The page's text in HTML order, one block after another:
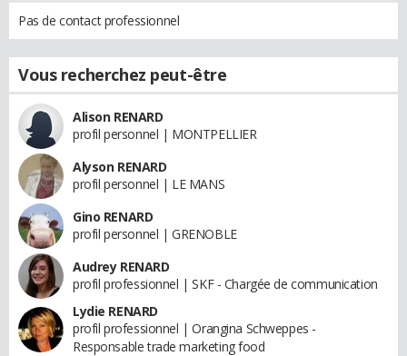
Pas de contact professionnel
Vous recherchez peut-être
Alison RENARD
profil personnel | MONTPELLIER
Alyson RENARD
profil personnel | LE MANS
Gino RENARD
profil personnel | GRENOBLE
Audrey RENARD
profil professionnel | SKF - Chargée de communication
Lydie RENARD
profil professionnel | Orangina Schweppes -
Responsable trade marketing food